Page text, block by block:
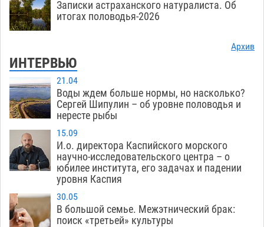
Записки астраханского натуралиста. Об
итогах половодья-2026
Архив
ИНТЕРВЬЮ
21.04
Воды ждем больше нормы, но насколько?
Сергей Шипулин – об уровне половодья и
нересте рыбы
15.09
И.о. директора Каспийского морского
научно-исследовательского центра – о
юбилее института, его задачах и падении
уровня Каспия
30.05
В большой семье. Межэтнический брак:
поиск «третьей» культуры